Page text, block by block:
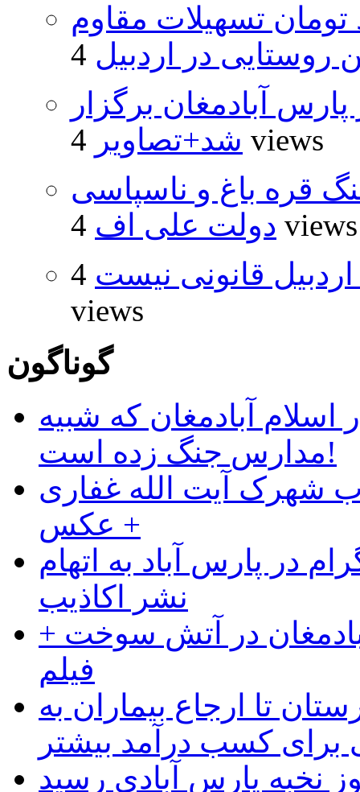
و ۴۸۰ میلیارد تومان تسهیلات مقاوم
در اردبیل
آبادمغان برگزار
شد+تصاویر 4 views
قره باغ و ناسپاسی
دولت علی اف 4 views
قانونی نیست 4
views
گوناگون
آبادمغان که شبیه
مدارس جنگ زده است!
شهرک آیت الله غفاری
+ عکس
در پارس آباد به اتهام
نشر اکاذیب
در آتش سوخت +
فیلم
تا ارجاع بیماران به
کسب درآمد بیشتر
نخبه پارس آبادی رسید